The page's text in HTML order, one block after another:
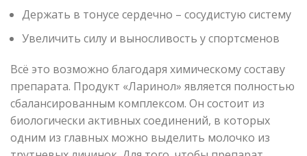
Держать в тонусе сердечно – сосудистую систему
Увеличить силу и выносливость у спортсменов
Всё это возможно благодаря химическому составу
препарата. Продукт «Ларинол» является полностью
сбалансированным комплексом. Он состоит из
биологически активных соединений, в которых
одним из главных можно выделить молочко из